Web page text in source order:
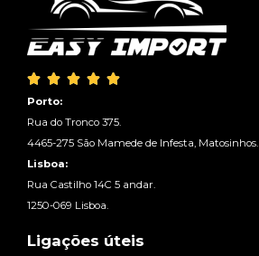
    
Porto:
Rua do Tronco 375.
4465-275 São Mamede de Infesta, Matosinhos.
Lisboa:
Rua Castilho 14C 5 andar.
1250-069 Lisboa.
Ligações úteis